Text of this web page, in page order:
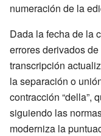
numeración de la
Dada la fecha de la
errores derivados
transcripción
la separación o
contracción “della”,
siguiendo las
moderniza la